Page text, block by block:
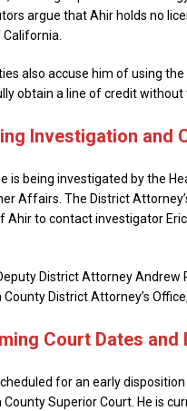
argue that Ahir holds no
also accuse him of using
obtain a line of credit without
Investigation and
is being investigated by the
Affairs. The District
Ahir to contact investigator
District Attorney
District Attorney’s
Court Dates and
for an early
Superior Court. He is